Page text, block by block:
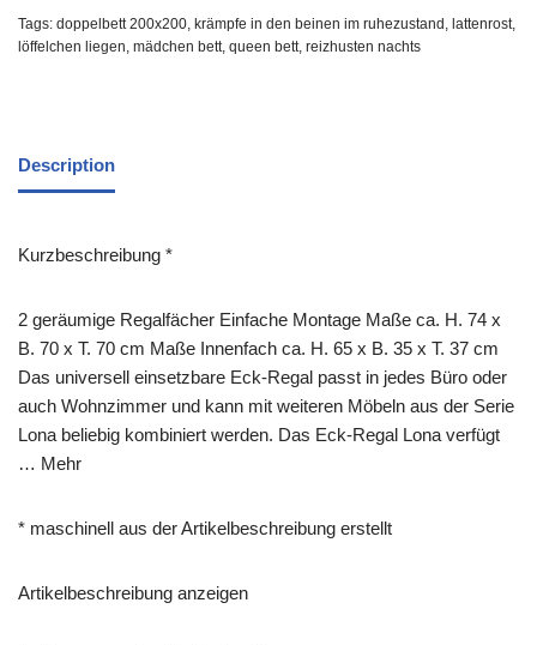
Tags: doppelbett 200x200 krämpfe in den beinen im ruhezustand lattenrost
löffelchen liegen mädchen bett queen bett reizhusten nachts
Description
Kurzbeschreibung *
2 geräumige Regalfächer Einfache Montage Maße ca. H. 74 x
B. 70 x T. 70 cm Maße Innenfach ca. H. 65 x B. 35 x T. 37 cm
Das universell einsetzbare Eck-Regal passt in jedes Büro oder
auch Wohnzimmer und kann mit weiteren Möbeln aus der Serie
Lona beliebig kombiniert werden. Das Eck-Regal Lona verfügt
… Mehr
* maschinell aus der Artikelbeschreibung erstellt
Artikelbeschreibung anzeigen